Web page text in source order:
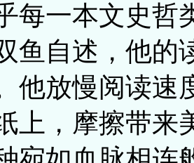
每一本文史哲
鱼自述，他的
他放慢阅读速
上，摩擦带来